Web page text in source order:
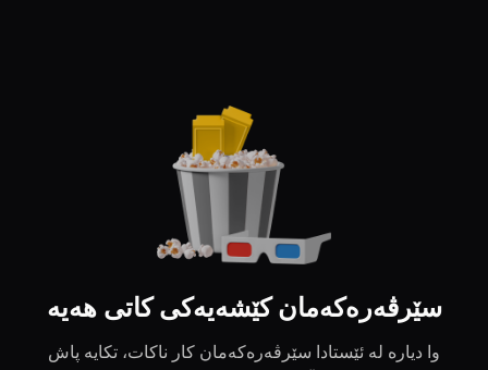
سێرڤەرەکەمان کێشەیەکی کاتی هەیە
وا دیارە لە ئێستادا سێرڤەرەکەمان کار ناکات، تکایە پاش